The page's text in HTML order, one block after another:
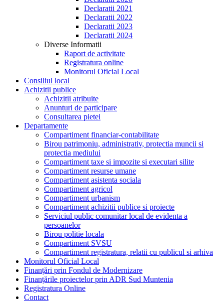
Declaratii 2021
Declaratii 2022
Declaratii 2023
Declaratii 2024
Diverse Informatii
Raport de activitate
Registratura online
Monitorul Oficial Local
Consiliul local
Achizitii publice
Achizitii atribuite
Anunturi de participare
Consultarea pietei
Departamente
Compartiment financiar-contabilitate
Birou patrimoniu, administrativ, protectia muncii si
protectia mediului
Compartiment taxe si impozite si executari silite
Compartiment resurse umane
Compartiment asistenta sociala
Compartiment agricol
Compartiment urbanism
Compartiment achizitii publice si proiecte
Serviciul public comunitar local de evidenta a
persoanelor
Birou politie locala
Compartiment SVSU
Compartiment registratura, relatii cu publicul si arhiva
Monitorul Oficial Local
Finanțări prin Fondul de Modernizare
Finanțările proiectelor prin ADR Sud Muntenia
Registratura Online
Contact